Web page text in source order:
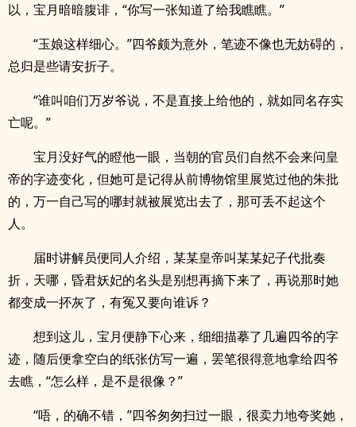
以，宝月暗暗腹诽，“你写一张知道了给我瞧瞧。”
“玉娘这样细心。”四爷颇为意外，笔迹不像也无妨碍的，
总归是些请安折子。
“谁叫咱们万岁爷说，不是直接上给他的，就如同名存实
亡呢。”
宝月没好气的瞪他一眼，当朝的官员们自然不会来问皇
帝的字迹变化，但她可是记得从前博物馆里展览过他的朱批
的，万一自己写的哪封就被展览出去了，那可丢不起这个
人。
届时讲解员便同人介绍，某某皇帝叫某某妃子代批奏
折，天哪，昏君妖妃的名头是别想再摘下来了，再说那时她
都变成一抔灰了，有冤又要向谁诉？
想到这儿，宝月便静下心来，细细描摹了几遍四爷的字
迹，随后便拿空白的纸张仿写一遍，罢笔很得意地拿给四爷
去瞧，“怎么样，是不是很像？”
“唔，的确不错，”四爷匆匆扫过一眼，很卖力地夸奖她，